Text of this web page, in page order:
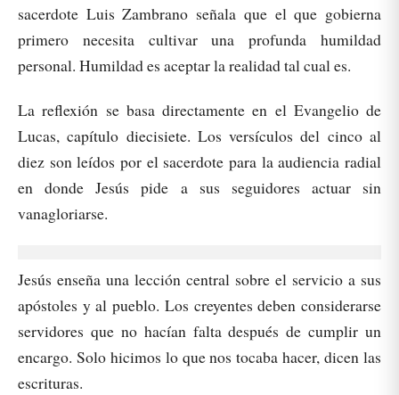
sacerdote Luis Zambrano señala que el que gobierna
primero necesita cultivar una profunda humildad
personal. Humildad es aceptar la realidad tal cual es.
La reflexión se basa directamente en el Evangelio de
Lucas, capítulo diecisiete. Los versículos del cinco al
diez son leídos por el sacerdote para la audiencia radial
en donde Jesús pide a sus seguidores actuar sin
vanagloriarse.
Jesús enseña una lección central sobre el servicio a sus
apóstoles y al pueblo. Los creyentes deben considerarse
servidores que no hacían falta después de cumplir un
encargo. Solo hicimos lo que nos tocaba hacer, dicen las
escrituras.